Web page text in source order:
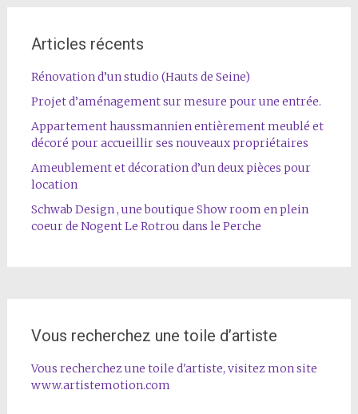
Articles récents
Rénovation d’un studio (Hauts de Seine)
Projet d’aménagement sur mesure pour une entrée.
Appartement haussmannien entièrement meublé et
décoré pour accueillir ses nouveaux propriétaires
Ameublement et décoration d’un deux pièces pour
location
Schwab Design , une boutique Show room en plein
coeur de Nogent Le Rotrou dans le Perche
Vous recherchez une toile d’artiste
Vous recherchez une toile d'artiste, visitez mon site
www.artistemotion.com